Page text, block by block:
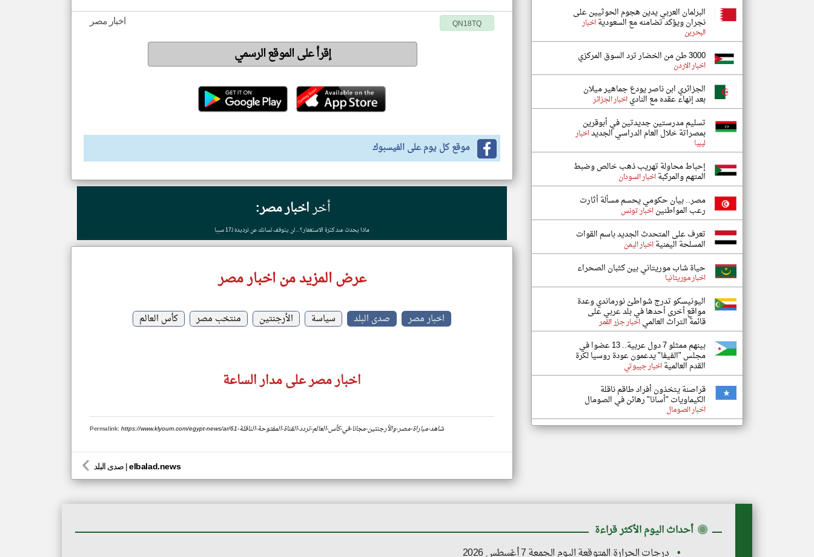
اخبار مصر QN18TQ
إقرأ على الموقع الرسمي
موقع كل يوم على الفيسبوك
أخراخبار مصر:
ماذا يحدث عند كثرة الاستغفار؟.. لن يتوقف لسانك عن ترديده لـ17 سببا
عرض المزيد من اخبار مصر
اخبار مصر صدى البلد سياسة الأرجنتين منتخب مصر كأس العالم
اخبار مصر على مدار الساعة
Permalink: https://www.klyoum.com/egypt-news/ar/61-شاهد-مباراة-مصر-والأرجنتين-مجانا-في-كأس-العالم-تردد-القناة-المفتوحة-الناقلة
صدى البلد |elbalad.news
البرلمان العربي يدين هجوم الحوثيين على
نجران ويؤكد تضامنه مع السعوديةاخبار
البحرين
3000 طن من الخضار ترد السوق المركزي
اخبار الاردن
الجزائري ابن ناصر يودع جماهير ميلان
بعد إنهاء عقده مع النادياخبار الجزائر
تسليم مدرستين جديدتين في أبوقرين
بمصراتة خلال العام الدراسي الجديداخبار
ليبيا
إحباط محاولة تهريب ذهب خالص وضبط
المتهم والمركبةاخبار السودان
مصر.. بيان حكومي يحسم مسألة أثارت
رعب المواطنيناخبار تونس
تعرف على المتحدث الجديد باسم القوات
المسلحة اليمنيةاخبار اليمن
حياة شاب موريتاني بين كثبان الصحراء
اخبار موريتانيا
اليونيسكو تدرج شواطئ نورماندي وعدة
مواقع أخرى أحدها في بلد عربي على
قائمة التراث العالمياخبار جزر القمر
بينهم ممثلو 7 دول عربية.. 13 عضوا في
مجلس "الفيفا" يدعمون عودة روسيا لكرة
القدم العالميةاخبار جيبوتي
قراصنة يتخذون أفراد طاقم ناقلة
الكيماويات "أسانا" رهائن في الصومال
اخبار الصومال
◉ أحداث اليوم الأكثر قراءة
درجات الحرارة المتوقعة اليوم الجمعة 7 أغسطس 2026